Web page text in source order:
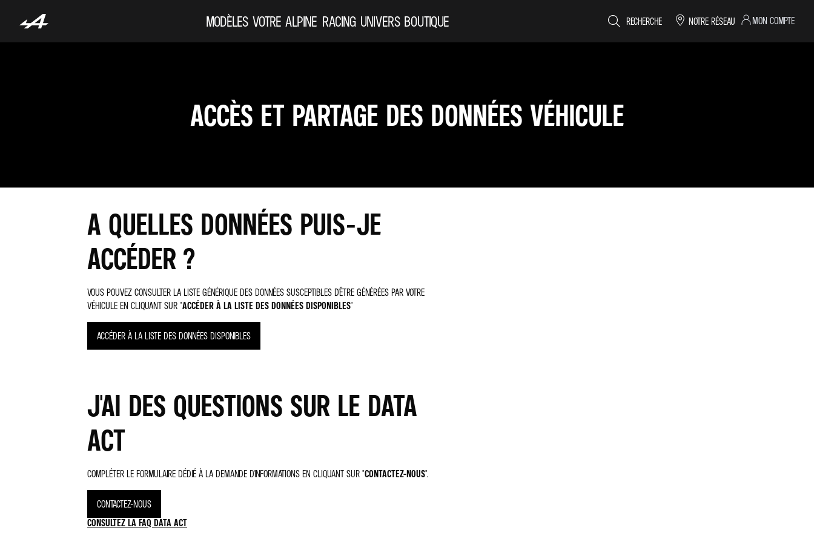
MODÈLES VOTRE ALPINE RACING UNIVERS BOUTIQUE RECHERCHE NOTRE RÉSEAU MON COMPTE
ACCÈS ET PARTAGE DES DONNÉES VÉHICULE
A QUELLES DONNÉES PUIS-JE
ACCÉDER ?
VOUS POUVEZ CONSULTER LA LISTE GÉNÉRIQUE DES DONNÉES SUSCEPTIBLES D'ÊTRE GÉNÉRÉES PAR VOTRE
VÉHICULE EN CLIQUANT SUR "ACCÉDER À LA LISTE DES DONNÉES DISPONIBLES"
ACCÉDER À LA LISTE DES DONNÉES DISPONIBLES
J'AI DES QUESTIONS SUR LE DATA
ACT
COMPLÉTER LE FORMULAIRE DÉDIÉ À LA DEMANDE D'INFORMATIONS EN CLIQUANT SUR "CONTACTEZ-NOUS".
CONTACTEZ-NOUS
CONSULTEZ LA FAQ DATA ACT